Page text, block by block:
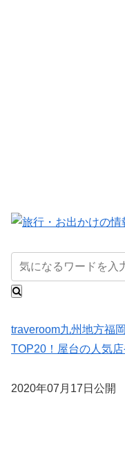
traveroom九州地方福
TOP20！屋台の人気店
2020年07月17日公開